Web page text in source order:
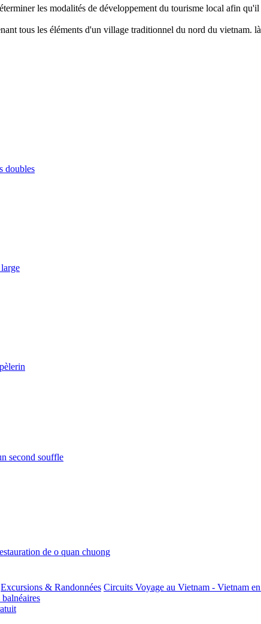
les modalités de développement du tourisme local afin
tous les éléments d'un village traditionnel du nord du vietnam.
doubles
second souffle
de o quan chuong
Excursions & Randonnées Circuits Voyage au Vietnam - Vietnam